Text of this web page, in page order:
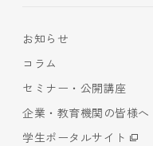
お知らせ
コラム
セミナー・公開講座
企業・教育機関の皆様へ
学生ポータルサイト